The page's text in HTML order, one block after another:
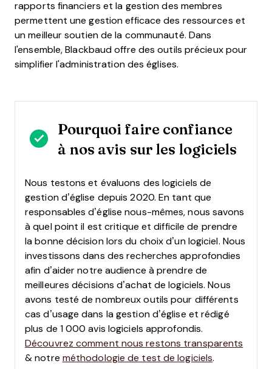
rapports financiers et la gestion des membres
permettent une gestion efficace des ressources et
un meilleur soutien de la communauté. Dans
l'ensemble, Blackbaud offre des outils précieux pour
simplifier l'administration des églises.
Pourquoi faire confiance
à nos avis sur les logiciels
Nous testons et évaluons des logiciels de
gestion d’église depuis 2020. En tant que
responsables d’église nous-mêmes, nous savons
à quel point il est critique et difficile de prendre
la bonne décision lors du choix d’un logiciel. Nous
investissons dans des recherches approfondies
afin d’aider notre audience à prendre de
meilleures décisions d’achat de logiciels. Nous
avons testé de nombreux outils pour différents
cas d’usage dans la gestion d’église et rédigé
plus de 1 000 avis logiciels approfondis.
Découvrez comment nous restons transparents
& notre méthodologie de test de logiciels.